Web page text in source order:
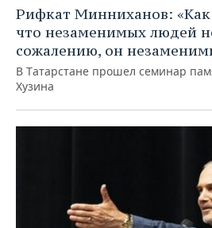
Рифкат Минниханов:
что незаменимых людей
сожалению, он
В Татарстане прошел семинар
Хузина